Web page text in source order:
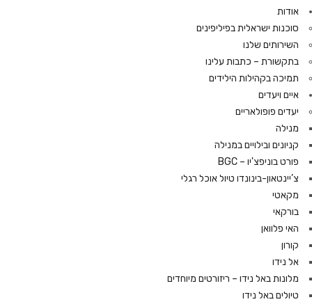
אודות
סוכנות ישראלית בפיליפינים
השירותים שלנו
בתקשורת – כתבות עלינו
תמיכה בקהילות הילידים
איים ויעדים
יעדים פופולאריים
מנילה
קניונים ובילויים במנילה
פורט בוניפצ'יו – BGC
צ’יינטאון-בינונדו טיול אוכל רגלי
מקאטי
בורקאי
האי פלוואן
קורון
אל נידו
מלונות באל נידו – ריזורטים מיוחדים
טיולים באל נידו